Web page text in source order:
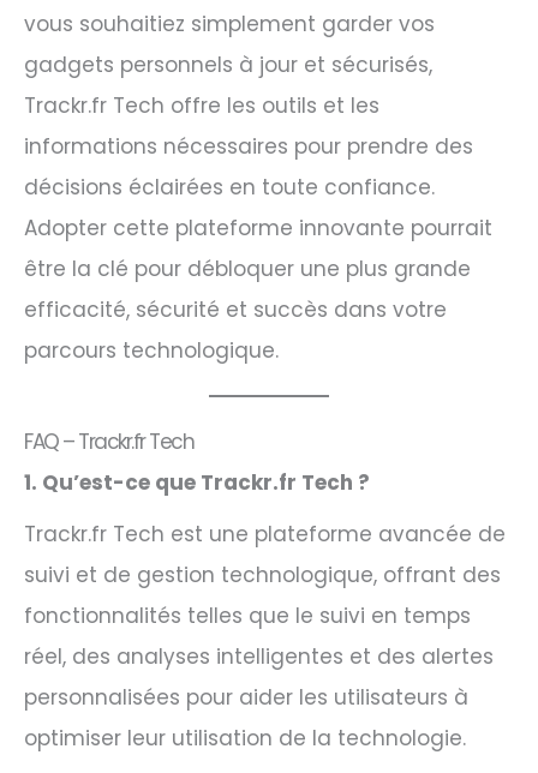
vous souhaitiez simplement garder vos
gadgets personnels à jour et sécurisés,
Trackr.fr Tech offre les outils et les
informations nécessaires pour prendre des
décisions éclairées en toute confiance.
Adopter cette plateforme innovante pourrait
être la clé pour débloquer une plus grande
efficacité, sécurité et succès dans votre
parcours technologique.
FAQ – Trackr.fr Tech
1. Qu’est-ce que Trackr.fr Tech ?
Trackr.fr Tech est une plateforme avancée de
suivi et de gestion technologique, offrant des
fonctionnalités telles que le suivi en temps
réel, des analyses intelligentes et des alertes
personnalisées pour aider les utilisateurs à
optimiser leur utilisation de la technologie.